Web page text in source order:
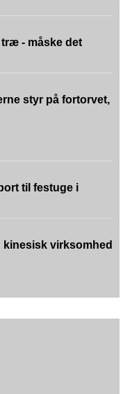
- måske det
styr på fortorvet,
til festuge i
kinesisk virksomhed